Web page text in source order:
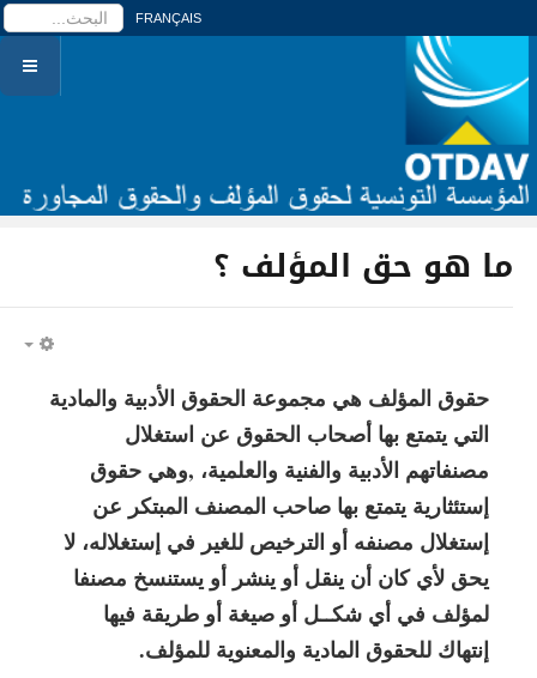
FRANÇAIS
ما هو حق المؤلف ؟
حقوق المؤلف هي مجموعة الحقوق الأدبية والمادية
التي يتمتع بها أصحاب الحقوق عن استغلال
مصنفاتهم الأدبية والفنية والعلمية، ,وهي حقوق
إستئثارية يتمتع بها صاحب المصنف المبتكر عن
إستغلال مصنفه أو الترخيص للغير في إستغلاله، لا
يحق لأي كان أن ينقل أو ينشر أو يستنسخ مصنفا
لمؤلف في أي شكــل أو صيغة أو طريقة فيها
إنتهاك للحقوق المادية والمعنوية للمؤلف.